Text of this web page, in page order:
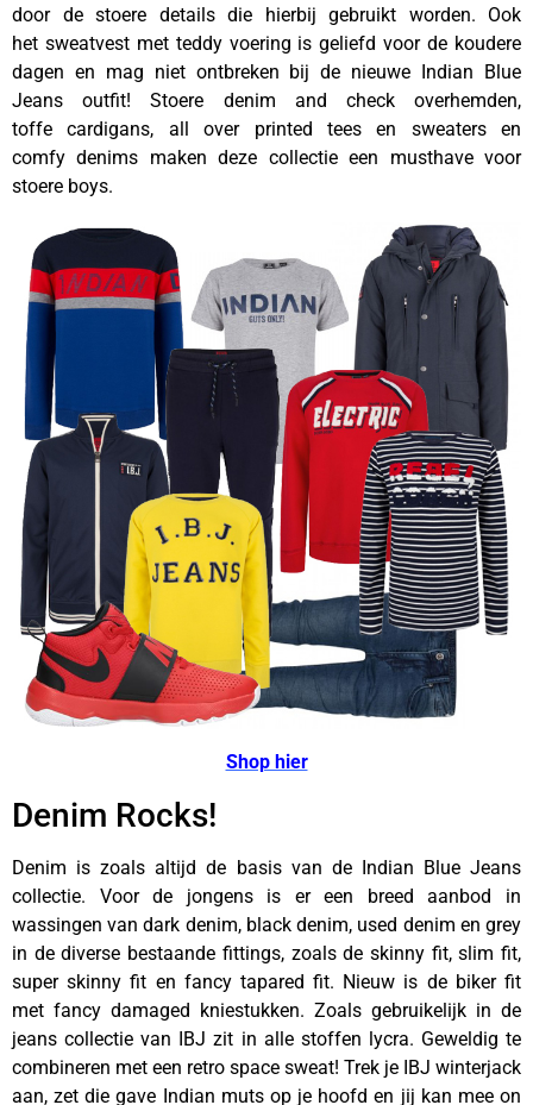
door de stoere details die hierbij gebruikt worden. Ook
het sweatvest met teddy voering is geliefd voor de koudere
dagen en mag niet ontbreken bij de nieuwe Indian Blue
Jeans outfit! Stoere denim and check overhemden,
toffe cardigans, all over printed tees en sweaters en
comfy denims maken deze collectie een musthave voor
stoere boys.
Shop hier
Denim Rocks!
Denim is zoals altijd de basis van de Indian Blue Jeans
collectie. Voor de jongens is er een breed aanbod in
wassingen van dark denim, black denim, used denim en grey
in de diverse bestaande fittings, zoals de skinny fit, slim fit,
super skinny fit en fancy tapared fit. Nieuw is de biker fit
met fancy damaged kniestukken. Zoals gebruikelijk in de
jeans collectie van IBJ zit in alle stoffen lycra. Geweldig te
combineren met een retro space sweat! Trek je IBJ winterjack
aan, zet die gave Indian muts op je hoofd en jij kan mee on